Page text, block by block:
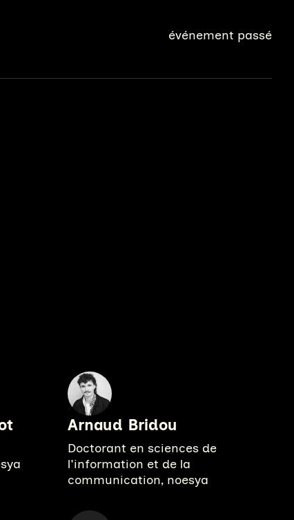
événement passé
Arnaud Bridou
Doctorant en sciences de
l'information et de la
communication, noesya